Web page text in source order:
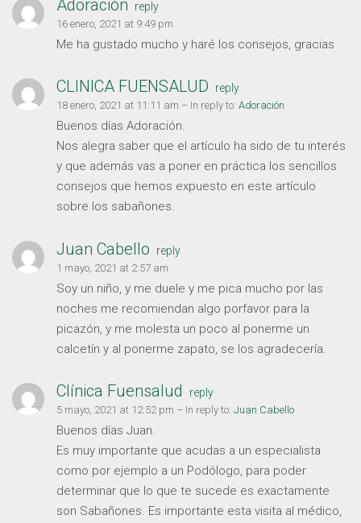
Adoración reply
16 enero, 2021 at 9:49 pm
Me ha gustado mucho y haré los consejos, gracias
CLINICA FUENSALUD reply
18 enero, 2021 at 11:11 am – In reply to: Adoración
Buenos días Adoración.
Nos alegra saber que el artículo ha sido de tu interés
y que además vas a poner en práctica los sencillos
consejos que hemos expuesto en este artículo
sobre los sabañones.
Juan Cabello reply
1 mayo, 2021 at 2:57 am
Soy un niño, y me duele y me pica mucho por las
noches me recomiendan algo porfavor para la
picazón, y me molesta un poco al ponerme un
calcetín y al ponerme zapato, se los agradecería.
Clínica Fuensalud reply
5 mayo, 2021 at 12:52 pm – In reply to: Juan Cabello
Buenos días Juan.
Es muy importante que acudas a un especialista
como por ejemplo a un Podólogo, para poder
determinar que lo que te sucede es exactamente
son Sabañones. Es importante esta visita al médico,